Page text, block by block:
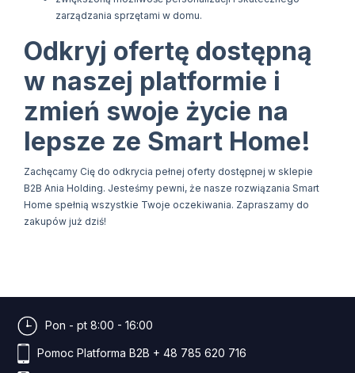
zarządzania sprzętami w domu.
Odkryj ofertę dostępną
w naszej platformie i
zmień swoje życie na
lepsze ze Smart Home!
Zachęcamy Cię do odkrycia pełnej oferty dostępnej w sklepie
B2B Ania Holding. Jesteśmy pewni, że nasze rozwiązania Smart
Home spełnią wszystkie Twoje oczekiwania. Zapraszamy do
zakupów już dziś!
Pon - pt 8:00 - 16:00
Pomoc Platforma B2B + 48 785 620 716